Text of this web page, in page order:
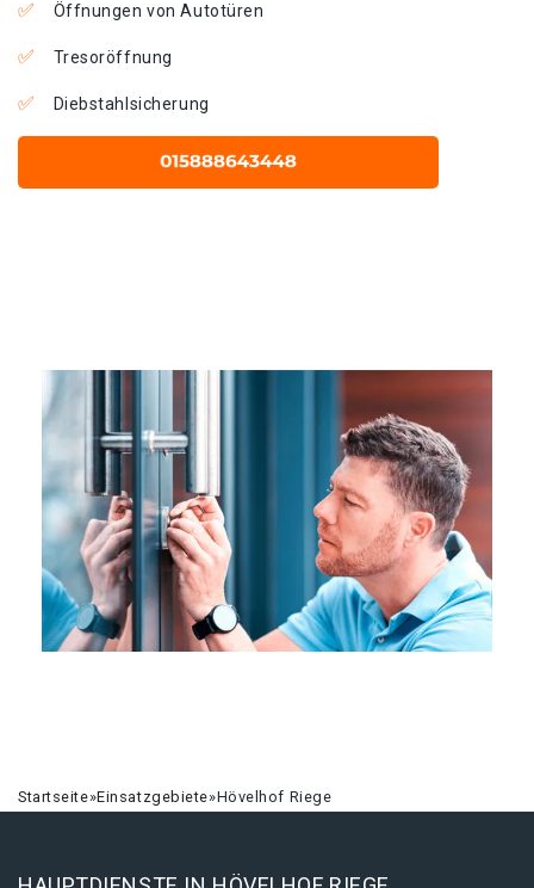
Öffnungen von Autotüren
Tresoröffnung
Diebstahlsicherung
Startseite»Einsatzgebiete»Hövelhof Riege